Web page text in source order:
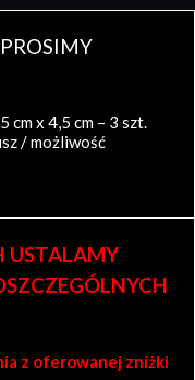
cm x 4,5 cm – 3 szt.
/ możliwość
USTALAMY
z oferowanej zniżki